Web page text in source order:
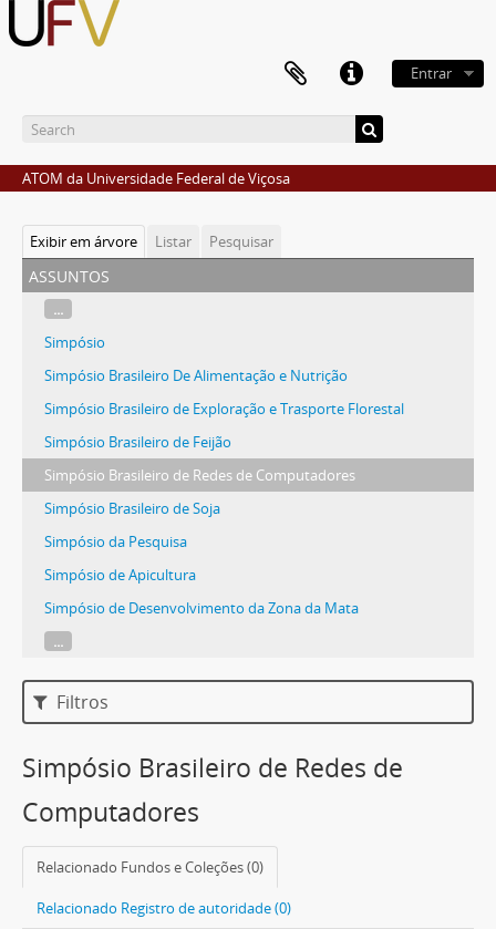
Entrar
ATOM da Universidade Federal de Viçosa
Exibir em árvore Listar Pesquisar
assuntos
...
Simpósio
Simpósio Brasileiro De Alimentação e Nutrição
Simpósio Brasileiro de Exploração e Trasporte Florestal
Simpósio Brasileiro de Feijão
Simpósio Brasileiro de Redes de Computadores
Simpósio Brasileiro de Soja
Simpósio da Pesquisa
Simpósio de Apicultura
Simpósio de Desenvolvimento da Zona da Mata
...
Filtros
Simpósio Brasileiro de Redes de
Computadores
Relacionado Fundos e Coleções (0)
Relacionado Registro de autoridade (0)